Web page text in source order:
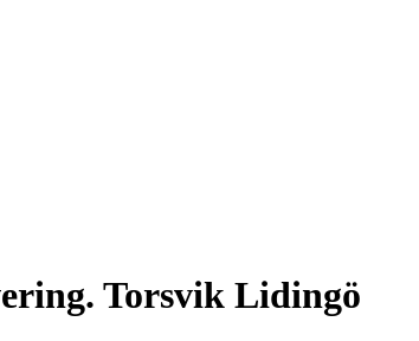
Torsvik Lidingö